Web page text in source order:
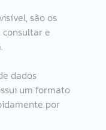
são os
consultar e
dados
um formato
por